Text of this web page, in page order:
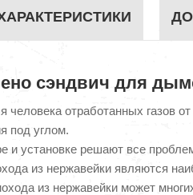
сэндвич для
отработанных газов
под углом.
установке решают все
из нержавейки являются
из нержавейки может